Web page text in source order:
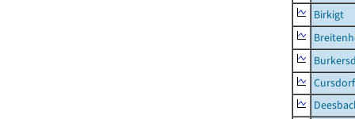
Birkigt
Cursdorf